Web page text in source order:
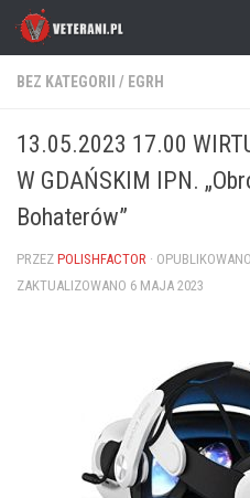
Skip to content
BEZ KATEGORII / EGRH
13.05.2023 17.00
W GDAŃSKIM IPN.
Bohaterów”
PRZEZ POLISHFACTOR · OPUBLIKOWANO
ZAKTUALIZOWANO 6 MAJA 2023